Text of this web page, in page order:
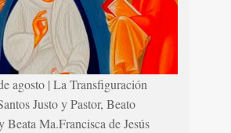
agosto | La Transfiguración
Justo y Pastor, Beato
Beata Ma.Francisca de Jesús